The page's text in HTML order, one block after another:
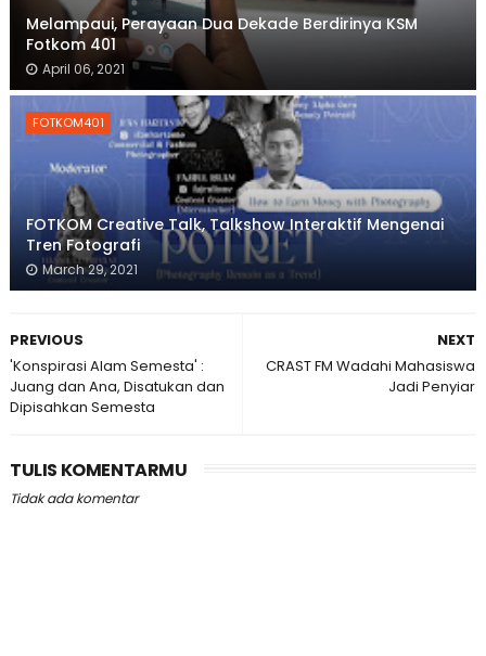
Melampaui, Perayaan Dua Dekade Berdirinya KSM
Fotkom 401
April 06, 2021
FOTKOM401
FOTKOM Creative Talk, Talkshow Interaktif Mengenai
Tren Fotografi
March 29, 2021
NEXT
CRAST FM Wadahi Mahasiswa
Jadi Penyiar
PREVIOUS
'Konspirasi Alam Semesta' :
Juang dan Ana, Disatukan dan
Dipisahkan Semesta
TULIS KOMENTARMU
Tidak ada komentar